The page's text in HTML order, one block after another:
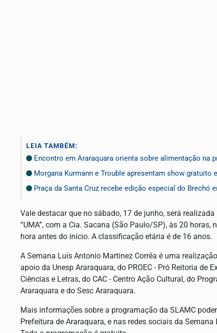
LEIA TAMBÉM:
Encontro em Araraquara orienta sobre alimentação na
Morgana Kurmann e Trouble apresentam show gratuito
Praça da Santa Cruz recebe edição especial do Brechó
Vale destacar que no sábado, 17 de junho, será
“UMA”, com a Cia. Sacana (São Paulo/SP), às 20
hora antes do início. A classificação etária é de 16 anos.
A Semana Luís Antonio Martinez Corrêa é uma
apoio da Unesp Araraquara, do PROEC - Pró Reitoria de
Ciências e Letras, do CAC - Centro Ação Cultural, do
Araraquara e do Sesc Araraquara.
Mais informações sobre a programação da SLAMC
Prefeitura de Araraquara, e nas redes sociais da